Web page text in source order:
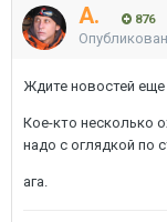
A. 876
Ждите новостей еще
Кое-кто несколько
надо с оглядкой по
ага.